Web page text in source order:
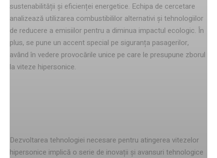
sustenabilității și eficienței energetice. Echipa de cercetare
analizează utilizarea combustibililor alternativi și tehnologiilor
de reducere a emisiilor pentru a diminua impactul ecologic. În
plus, se pune un accent special pe siguranța pasagerilor,
având în vedere provocările unice pe care le presupune zborul
la viteze hipersonice.
Dezvoltarea tehnologiei necesare pentru atingerea vitezelor
hipersonice implică o serie de inovații și avansuri tehnologice